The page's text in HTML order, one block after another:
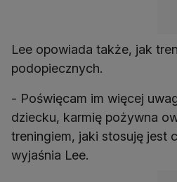
Lee opowiada także, jak
podopiecznych.
- Poświęcam im więcej
dziecku, karmię pożywna
treningiem, jaki stosuję jest
wyjaśnia Lee.